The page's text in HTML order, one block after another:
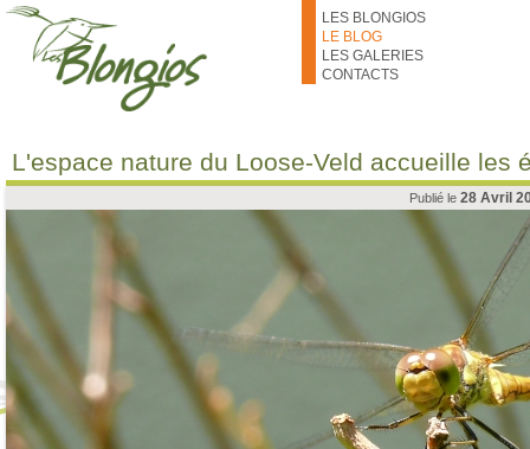
Aller au contenu principal
LES BLONGIOS
LE BLOG
LES GALERIES
CONTACTS
L'espace nature du Loose-Veld accueille les
Publié le 28 Avril